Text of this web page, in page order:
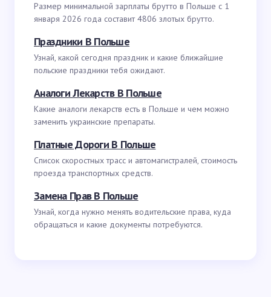
Размер минимальной зарплаты брутто в Польше с 1
января 2026 года составит 4806 злотых брутто.
Праздники В Польше
Узнай, какой сегодня праздник и какие ближайшие
польские праздники тебя ожидают.
Аналоги Лекарств В Польше
Какие аналоги лекарств есть в Польше и чем можно
заменить украинские препараты.
Платные Дороги В Польше
Список скоростных трасс и автомагистралей, стоимость
проезда транспортных средств.
Замена Прав В Польше
Узнай, когда нужно менять водительские права, куда
обращаться и какие документы потребуются.